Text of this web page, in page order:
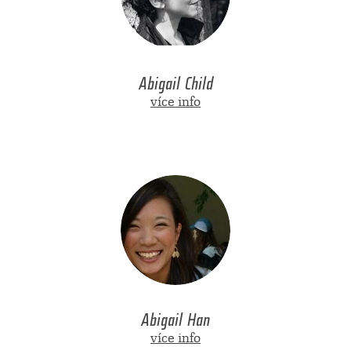
Abigail Child
více info
Abigail Han
více info